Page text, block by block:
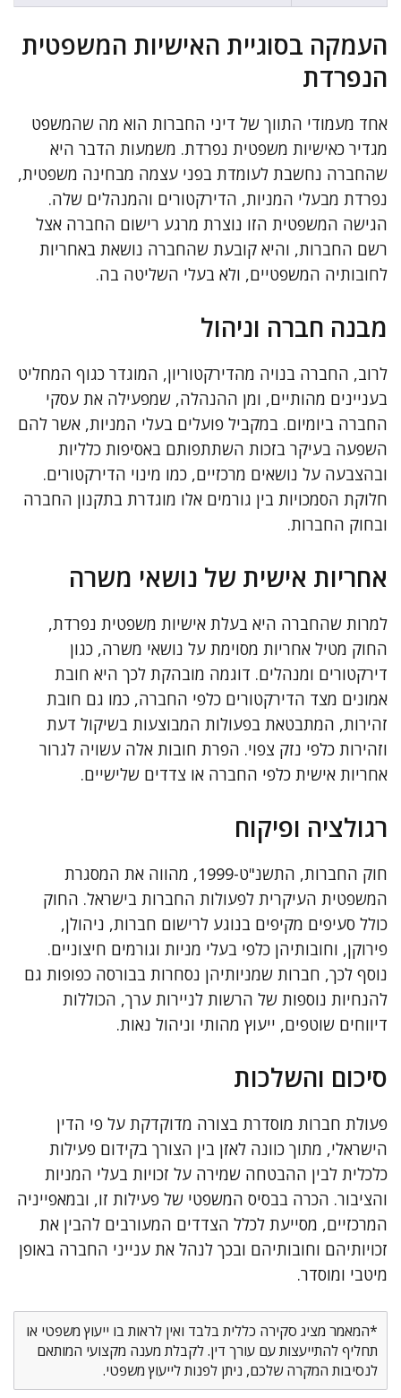
העמקה בסוגיית האישיות המשפטית
הנפרדת
אחד מעמודי התווך של דיני החברות הוא מה שהמשפט
מגדיר כאישיות משפטית נפרדת. משמעות הדבר היא
שהחברה נחשבת לעומדת בפני עצמה מבחינה משפטית,
נפרדת מבעלי המניות, הדירקטורים והמנהלים שלה.
הגישה המשפטית הזו נוצרת מרגע רישום החברה אצל
רשם החברות, והיא קובעת שהחברה נושאת באחריות
לחובותיה המשפטיים, ולא בעלי השליטה בה.
מבנה חברה וניהול
לרוב, החברה בנויה מהדירקטוריון, המוגדר כגוף המחליט
בעניינים מהותיים, ומן ההנהלה, שמפעילה את עסקי
החברה ביומיום. במקביל פועלים בעלי המניות, אשר להם
השפעה בעיקר בזכות השתתפותם באסיפות כלליות
ובהצבעה על נושאים מרכזיים, כמו מינוי הדירקטורים.
חלוקת הסמכויות בין גורמים אלו מוגדרת בתקנון החברה
ובחוק החברות.
אחריות אישית של נושאי משרה
למרות שהחברה היא בעלת אישיות משפטית נפרדת,
החוק מטיל אחריות מסוימת על נושאי משרה, כגון
דירקטורים ומנהלים. דוגמה מובהקת לכך היא חובת
אמונים מצד הדירקטורים כלפי החברה, כמו גם חובת
זהירות, המתבטאת בפעולות המבוצעות בשיקול דעת
וזהירות כלפי נזק צפוי. הפרת חובות אלה עשויה לגרור
אחריות אישית כלפי החברה או צדדים שלישיים.
רגולציה ופיקוח
חוק החברות, התשנ"ט-1999, מהווה את המסגרת
המשפטית העיקרית לפעולות החברות בישראל. החוק
כולל סעיפים מקיפים בנוגע לרישום חברות, ניהולן,
פירוקן, וחובותיהן כלפי בעלי מניות וגורמים חיצוניים.
נוסף לכך, חברות שמניותיהן נסחרות בבורסה כפופות גם
להנחיות נוספות של הרשות לניירות ערך, הכוללות
דיווחים שוטפים, ייעוץ מהותי וניהול נאות.
סיכום והשלכות
פעולת חברות מוסדרת בצורה מדוקדקת על פי הדין
הישראלי, מתוך כוונה לאזן בין הצורך בקידום פעילות
כלכלית לבין ההבטחה שמירה על זכויות בעלי המניות
והציבור. הכרה בבסיס המשפטי של פעילות זו, ובמאפייניה
המרכזיים, מסייעת לכלל הצדדים המעורבים להבין את
זכויותיהם וחובותיהם ובכך לנהל את ענייני החברה באופן
מיטבי ומוסדר.
*המאמר מציג סקירה כללית בלבד ואין לראות בו ייעוץ משפטי או
תחליף להתייעצות עם עורך דין. לקבלת מענה מקצועי המותאם
לנסיבות המקרה שלכם, ניתן לפנות לייעוץ משפטי.